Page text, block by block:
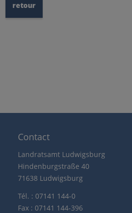
retour
Contact
Landratsamt Ludwigsburg
Hindenburgstraße 40
71638 Ludwigsburg
Tél. : 07141 144-0
Fax : 07141 144-396